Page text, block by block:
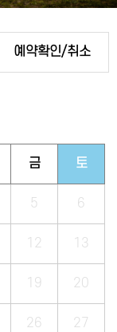
예약확인/취소
금 토
5 6
12 13
19 20
26 27